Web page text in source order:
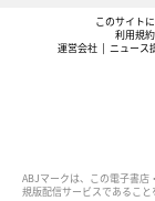
このサイト
利用規約
運営会社
ニュース
ABJマークは、この電子書店
規版配信サービスであること